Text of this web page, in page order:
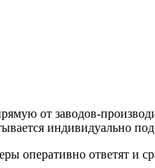
от заводов-
индивидуально под
оперативно ответят и